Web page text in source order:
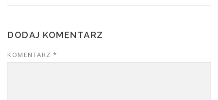
DODAJ KOMENTARZ
KOMENTARZ *